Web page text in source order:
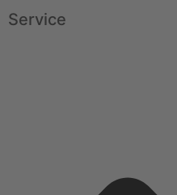
Service